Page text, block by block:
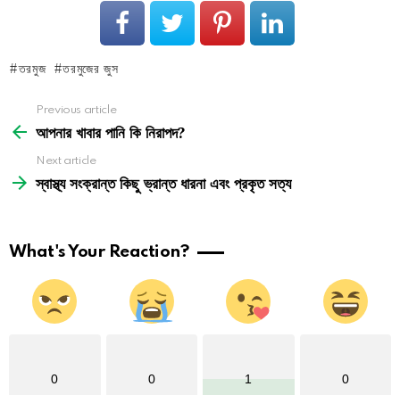
তরমুজ তরমুজের জুস
more
Previous article
আপনার খাবার পানি কি নিরাপদ?
Next article
স্বাস্থ্য সংক্রান্ত কিছু ভ্রান্ত ধারনা এবং প্রকৃত সত্য
What's Your Reaction?
0 0 1 0